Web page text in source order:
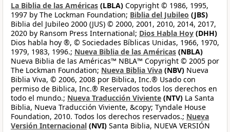
La Biblia de las Américas (LBLA) Copyright © 1986, 1995,
1997 by The Lockman Foundation; Biblia del Jubileo (JBS)
Biblia del Jubileo 2000 (JUS) © 2000, 2001, 2010, 2014, 2017,
2020 by Ransom Press International; Dios Habla Hoy (DHH)
Dios habla hoy ®, © Sociedades Bíblicas Unidas, 1966, 1970,
1979, 1983, 1996.; Nueva Biblia de las Américas (NBLA)
Nueva Biblia de las Américas™ NBLA™ Copyright © 2005 por
The Lockman Foundation; Nueva Biblia Viva (NBV) Nueva
Biblia Viva, © 2006, 2008 por Biblica, Inc.® Usado con
permiso de Biblica, Inc.® Reservados todos los derechos en
todo el mundo.; Nueva Traducción Viviente (NTV) La Santa
Biblia, Nueva Traducción Viviente, &copy; Tyndale House
Foundation, 2010. Todos los derechos reservados.; Nueva
Versión Internacional (NVI) Santa Biblia, NUEVA VERSIÓN